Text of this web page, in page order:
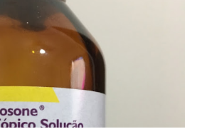
caseiros , pode aplicar óleo de cravo
passei por isso, pelo uso de muito
. E utilizei o Ciclopirox olamina que é
sintético para tratamento dermatológico